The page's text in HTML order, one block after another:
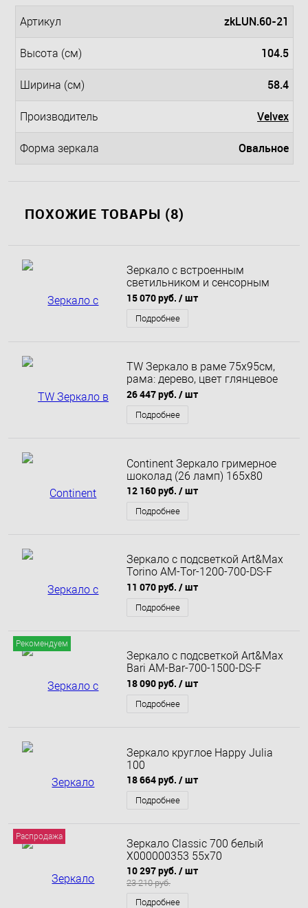
Артикул zkLUN.60-21
Высота (см) 104.5
Ширина (см) 58.4
Производитель Velvex
Форма зеркала Овальное
ПОХОЖИЕ ТОВАРЫ (8)
Зеркало с встроенным
светильником и сенсорным
выключателем BelBagno SPC-
MAR-1000-800-LED-TCH 100х80
15 070 руб. / шт
Подробнее
TW Зеркало в раме 75х95см,
рама: дерево, цвет глянцевое
серебро
26 447 руб. / шт
Подробнее
Continent Зеркало гримерное
шоколад (26 ламп) 165х80
12 160 руб. / шт
Подробнее
Зеркало с подсветкой Art&Max
Torino AM-Tor-1200-700-DS-F
120х70
11 070 руб. / шт
Подробнее
Рекомендуем
Зеркало с подсветкой Art&Max
Bari AM-Bar-700-1500-DS-F
70x150
18 090 руб. / шт
Подробнее
Зеркало круглое Happy Julia
100
18 664 руб. / шт
Подробнее
Распродажа
Зеркало Classic 700 белый
X000000353 55х70
10 297 руб. / шт
23 210 руб.
Подробнее